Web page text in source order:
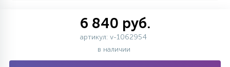
6 840 руб.
артикул: v-1062954
в наличии